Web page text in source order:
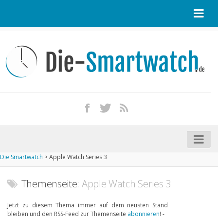
Kontakt / Tipp geben
Impressum
iPhone kaufen
Startseite
Aktuelle Smartwatches im Test
Die Smartwatch >Apple Watch Series 3
Themenseite: Apple Watch Series 3
Jetzt zu diesem Thema immer auf dem neusten Stand
bleiben und den RSS-Feed zur Themenseite abonnieren! -